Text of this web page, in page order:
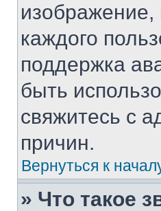
изображение,
каждого
поддержка
быть
свяжитесь с
причин.
Вернуться к
» Что такое